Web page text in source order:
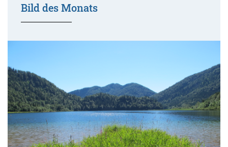
Bild des Monats